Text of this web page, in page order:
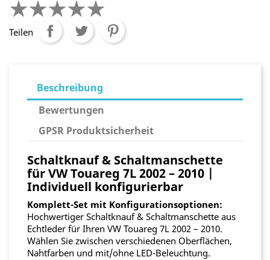
Teilen
Beschreibung
Bewertungen
GPSR Produktsicherheit
Schaltknauf & Schaltmanschette
für VW Touareg 7L 2002 – 2010 |
Individuell konfigurierbar
Komplett-Set mit Konfigurationsoptionen:
Hochwertiger Schaltknauf & Schaltmanschette aus
Echtleder für Ihren VW Touareg 7L 2002 – 2010.
Wählen Sie zwischen verschiedenen Oberflächen,
Nahtfarben und mit/ohne LED-Beleuchtung.